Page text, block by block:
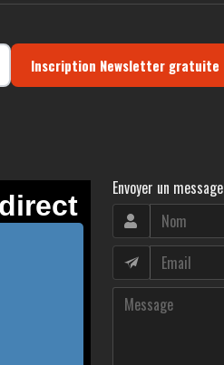
Inscription Newsletter gratuite
Envoyer un message